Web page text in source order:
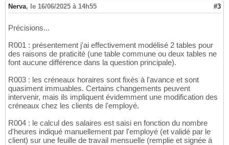
Nerva, le 16/06/2025 à 14h55 #3
Précisions...
R001 : présentement j'ai effectivement modélisé 2 tables pour
des raisons de praticité (une table commune ou deux tables ne
font aucune différence dans la question principale).
R003 : les créneaux horaires sont fixés à l'avance et sont
quasiment immuables. Certains changements peuvent
intervenir, mais ils impliquent évidemment une modification des
créneaux chez les clients de l'employé.
R004 : le calcul des salaires est saisi en fonction du nombre
d'heures indiqué manuellement par l'employé (et validé par le
client) sur une feuille de travail mensuelle (remplie et signée à